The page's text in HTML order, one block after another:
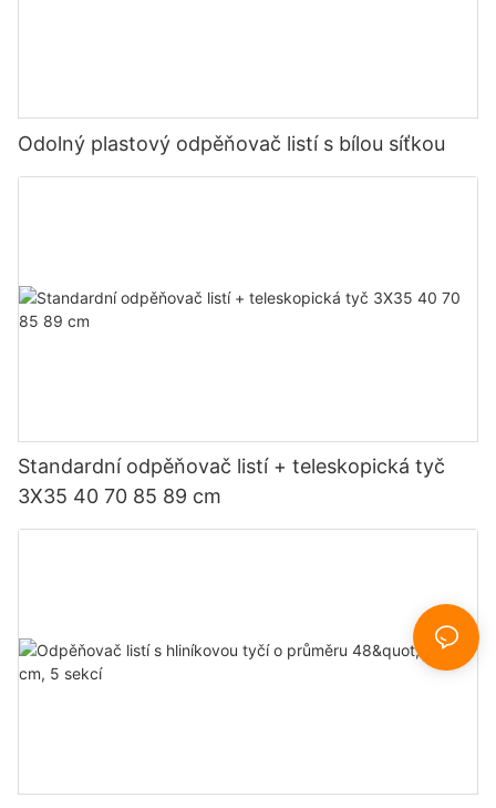
Odolný plastový odpěňovač listí s bílou síťkou
Standardní odpěňovač listí + teleskopická tyč
3X35 40 70 85 89 cm